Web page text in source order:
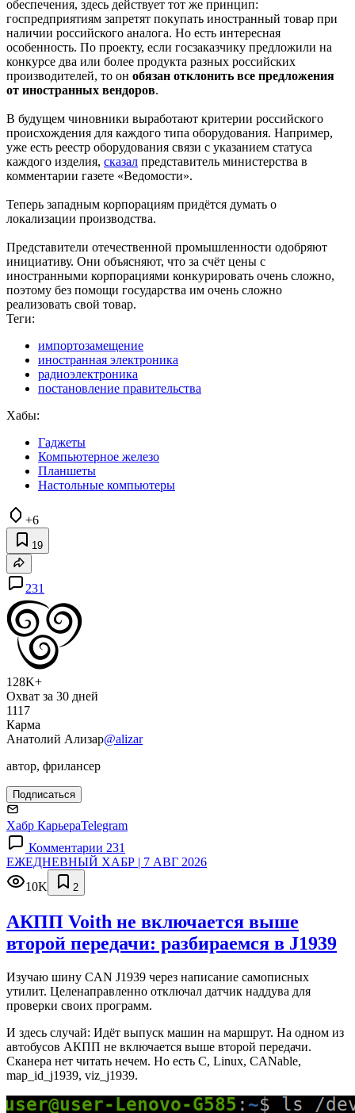
обеспечения, здесь действует тот же принцип:
госпредприятиям запретят покупать иностранный товар при
наличии российского аналога. Но есть интересная
особенность. По проекту, если госзаказчику предложили на
конкурсе два или более продукта разных российских
производителей, то он обязан отклонить все предложения
от иностранных вендоров.
В будущем чиновники выработают критерии российского
происхождения для каждого типа оборудования. Например,
уже есть реестр оборудования связи с указанием статуса
каждого изделия, сказал представитель министерства в
комментарии газете «Ведомости».
Теперь западным корпорациям придётся думать о
локализации производства.
Представители отечественной промышленности одобряют
инициативу. Они объясняют, что за счёт цены с
иностранными корпорациями конкурировать очень сложно,
поэтому без помощи государства им очень сложно
реализовать свой товар.
Теги:
импортозамещение
иностранная электроника
радиоэлектроника
постановление правительства
Хабы:
Гаджеты
Компьютерное железо
Планшеты
Настольные компьютеры
+6
19
231
128K+
Охват за 30 дней
1117
Карма
Анатолий Ализар@alizar
автор, фрилансер
Подписаться
Хабр КарьераTelegram
Комментарии 231
ЕЖЕДНЕВНЫЙ ХАБР | 7 АВГ 2026
10K
2
АКПП Voith не включается выше
второй передачи: разбираемся в J1939
Изучаю шину CAN J1939 через написание самописных
утилит. Целенаправленно отключал датчик наддува для
проверки своих программ.
И здесь случай: Идёт выпуск машин на маршрут. На одном из
автобусов АКПП не включается выше второй передачи.
Сканера нет читать нечем. Но есть C, Linux, CANable,
map_id_j1939, viz_j1939.